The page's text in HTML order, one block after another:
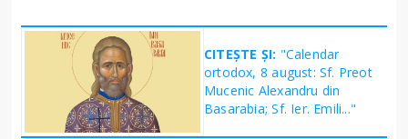
CITEȘTE ȘI: "Calendar
ortodox, 8 august: Sf. Preot
Mucenic Alexandru din
Basarabia; Sf. Ier. Emili..."